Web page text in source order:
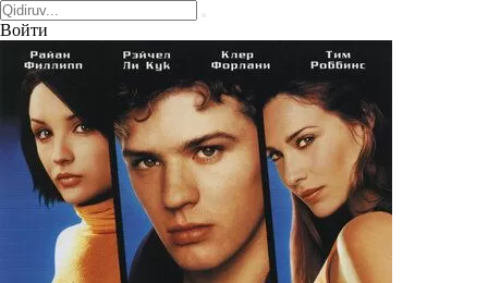
Войти